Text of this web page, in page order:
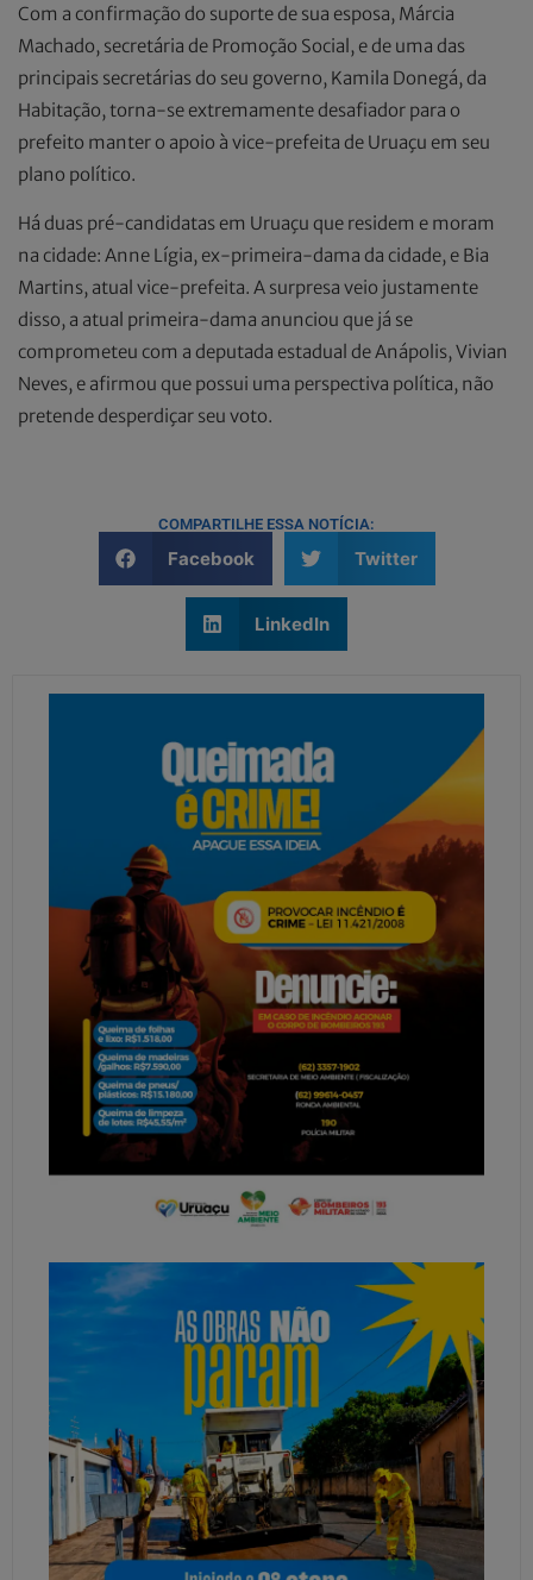
Com a confirmação do suporte de sua esposa, Márcia
Machado, secretária de Promoção Social, e de uma das
principais secretárias do seu governo, Kamila Donegá, da
Habitação, torna-se extremamente desafiador para o
prefeito manter o apoio à vice-prefeita de Uruaçu em seu
plano político.
Há duas pré-candidatas em Uruaçu que residem e moram
na cidade: Anne Lígia, ex-primeira-dama da cidade, e Bia
Martins, atual vice-prefeita. A surpresa veio justamente
disso, a atual primeira-dama anunciou que já se
comprometeu com a deputada estadual de Anápolis, Vivian
Neves, e afirmou que possui uma perspectiva política, não
pretende desperdiçar seu voto.
COMPARTILHE ESSA NOTÍCIA:
Facebook Twitter
LinkedIn